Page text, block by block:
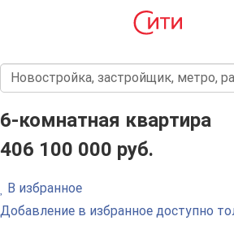
6-комнатная квартира
406 100 000 руб.
В избранное
Добавление в избранное доступно